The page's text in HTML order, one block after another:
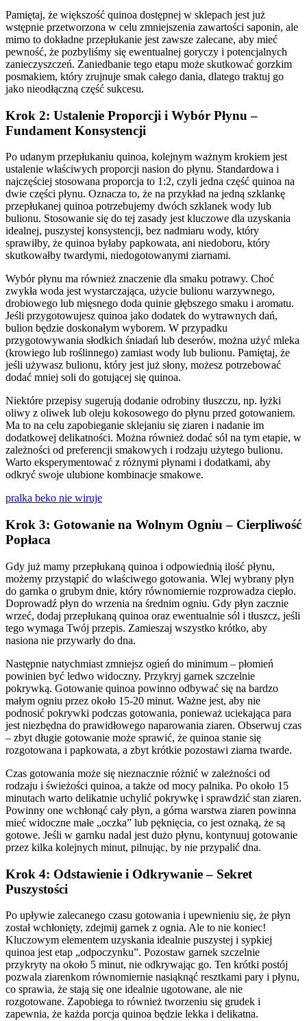
Pamiętaj, że większość quinoa dostępnej w sklepach jest już
wstępnie przetworzona w celu zmniejszenia zawartości saponin, ale
mimo to dokładne przepłukanie jest zawsze zalecane, aby mieć
pewność, że pozbyliśmy się ewentualnej goryczy i potencjalnych
zanieczyszczeń. Zaniedbanie tego etapu może skutkować gorzkim
posmakiem, który zrujnuje smak całego dania, dlatego traktuj go
jako nieodłączną część sukcesu.
Krok 2: Ustalenie Proporcji i Wybór Płynu –
Fundament Konsystencji
Po udanym przepłukaniu quinoa, kolejnym ważnym krokiem jest
ustalenie właściwych proporcji nasion do płynu. Standardowa i
najczęściej stosowana proporcja to 1:2, czyli jedna część quinoa na
dwie części płynu. Oznacza to, że na przykład na jedną szklankę
przepłukanej quinoa potrzebujemy dwóch szklanek wody lub
bulionu. Stosowanie się do tej zasady jest kluczowe dla uzyskania
idealnej, puszystej konsystencji, bez nadmiaru wody, który
sprawiłby, że quinoa byłaby papkowata, ani niedoboru, który
skutkowałby twardymi, niedogotowanymi ziarnami.
Wybór płynu ma również znaczenie dla smaku potrawy. Choć
zwykła woda jest wystarczająca, użycie bulionu warzywnego,
drobiowego lub mięsnego doda quinie głębszego smaku i aromatu.
Jeśli przygotowujesz quinoa jako dodatek do wytrawnych dań,
bulion będzie doskonałym wyborem. W przypadku
przygotowywania słodkich śniadań lub deserów, można użyć mleka
(krowiego lub roślinnego) zamiast wody lub bulionu. Pamiętaj, że
jeśli używasz bulionu, który jest już słony, możesz potrzebować
dodać mniej soli do gotującej się quinoa.
Niektóre przepisy sugerują dodanie odrobiny tłuszczu, np. łyżki
oliwy z oliwek lub oleju kokosowego do płynu przed gotowaniem.
Ma to na celu zapobieganie sklejaniu się ziaren i nadanie im
dodatkowej delikatności. Można również dodać sól na tym etapie, w
zależności od preferencji smakowych i rodzaju użytego bulionu.
Warto eksperymentować z różnymi płynami i dodatkami, aby
odkryć swoje ulubione kombinacje smakowe.
pralka beko nie wiruje
Krok 3: Gotowanie na Wolnym Ogniu – Cierpliwość
Popłaca
Gdy już mamy przepłukaną quinoa i odpowiednią ilość płynu,
możemy przystąpić do właściwego gotowania. Wlej wybrany płyn
do garnka o grubym dnie, który równomiernie rozprowadza ciepło.
Doprowadź płyn do wrzenia na średnim ogniu. Gdy płyn zacznie
wrzeć, dodaj przepłukaną quinoa oraz ewentualnie sól i tłuszcz, jeśli
tego wymaga Twój przepis. Zamieszaj wszystko krótko, aby
nasiona nie przywarły do dna.
Następnie natychmiast zmniejsz ogień do minimum – płomień
powinien być ledwo widoczny. Przykryj garnek szczelnie
pokrywką. Gotowanie quinoa powinno odbywać się na bardzo
małym ogniu przez około 15-20 minut. Ważne jest, aby nie
podnosić pokrywki podczas gotowania, ponieważ uciekająca para
jest niezbędna do prawidłowego naparowania ziaren. Obserwuj czas
– zbyt długie gotowanie może sprawić, że quinoa stanie się
rozgotowana i papkowata, a zbyt krótkie pozostawi ziarna twarde.
Czas gotowania może się nieznacznie różnić w zależności od
rodzaju i świeżości quinoa, a także od mocy palnika. Po około 15
minutach warto delikatnie uchylić pokrywkę i sprawdzić stan ziaren.
Powinny one wchłonąć cały płyn, a górna warstwa ziaren powinna
mieć widoczne małe „oczka” lub pęknięcia, co jest oznaką, że są
gotowe. Jeśli w garnku nadal jest dużo płynu, kontynuuj gotowanie
przez kilka kolejnych minut, pilnując, by nie przypalić dna.
Krok 4: Odstawienie i Odkrywanie – Sekret
Puszystości
Po upływie zalecanego czasu gotowania i upewnieniu się, że płyn
został wchłonięty, zdejmij garnek z ognia. Ale to nie koniec!
Kluczowym elementem uzyskania idealnie puszystej i sypkiej
quinoa jest etap „odpoczynku”. Pozostaw garnek szczelnie
przykryty na około 5 minut, nie odkrywając go. Ten krótki postój
pozwala ziarenkom równomiernie nasiąknąć resztkami pary i płynu,
co sprawia, że stają się one idealnie ugotowane, ale nie
rozgotowane. Zapobiega to również tworzeniu się grudek i
zapewnia, że każda porcja quinoa będzie lekka i delikatna.